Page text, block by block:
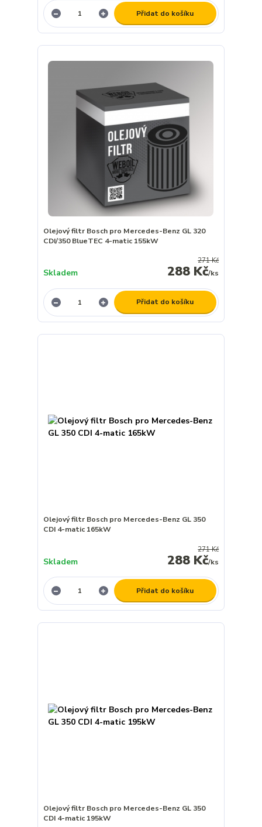
Přidat do košíku
Olejový filtr Bosch pro Mercedes-Benz GL 320
CDI/350 BlueTEC 4-matic 155kW
271 Kč
288 Kč/ks
Skladem
Přidat do košíku
Olejový filtr Bosch pro Mercedes-Benz GL 350
CDI 4-matic 165kW
271 Kč
288 Kč/ks
Skladem
Přidat do košíku
Olejový filtr Bosch pro Mercedes-Benz GL 350
CDI 4-matic 195kW